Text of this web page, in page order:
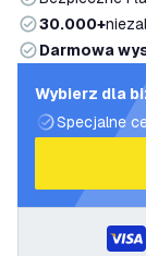
30.000+
Darmowa
Wybierz dla
Specjalne